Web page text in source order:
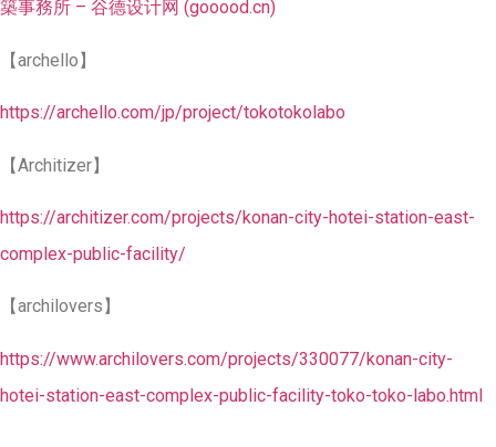
築事務所 – 谷德设计网 (gooood.cn)
【archello】
https://archello.com/jp/project/tokotokolabo
【Architizer】
https://architizer.com/projects/konan-city-hotei-station-east-
complex-public-facility/
【archilovers】
https://www.archilovers.com/projects/330077/konan-city-
hotei-station-east-complex-public-facility-toko-toko-labo.html